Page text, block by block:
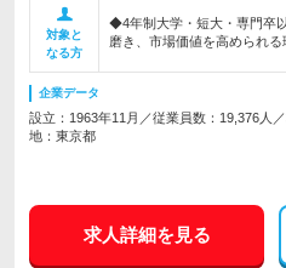
対象と
なる方
◆4年制大学・短大・専門卒
磨き、市場価値を高められ
企業データ
設立：1963年11月／従業員数：19,376人
地：東京都
求人詳細を見る